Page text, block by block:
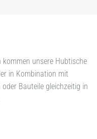
kommen unsere Hubtische
in Kombination mit
Bauteile gleichzeitig in